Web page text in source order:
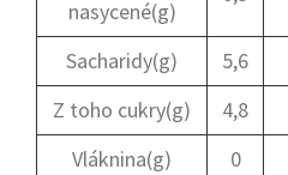
nasycené(g)
Sacharidy(g) 5,6
Z toho cukry(g)
4,8
Vláknina(g)
0